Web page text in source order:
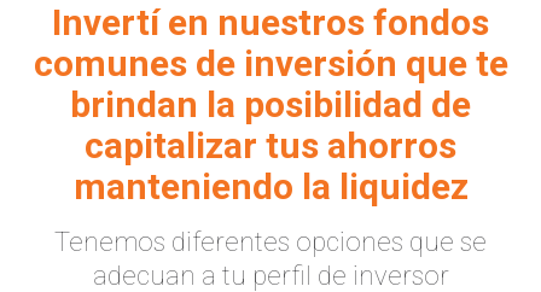
Invertí en nuestros fondos
comunes de inversión que te
brindan la posibilidad de
capitalizar tus ahorros
manteniendo la liquidez
Tenemos diferentes opciones que se
adecuan a tu perfil de inversor